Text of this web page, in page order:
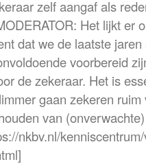
zelf aangaf als
Het lijkt er
dat we de laatste
voorbereid
de zekeraar. Het is
gaan zekeren
van
nkbv.nl/